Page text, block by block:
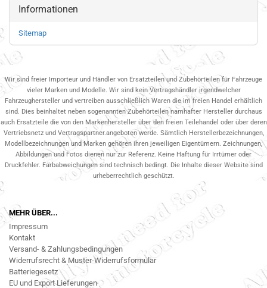
Informationen
Sitemap
Wir sind freier Importeur und Händler von Ersatzteilen und Zubehörteilen für Fahrzeuge
vieler Marken und Modelle. Wir sind kein Vertragshändler irgendwelcher
Fahrzeughersteller und vertreiben ausschließlich Waren die im freien Handel erhältlich
sind. Dies beinhaltet neben sogenannten Zubehörteilen namhafter Hersteller durchaus
auch Ersatzteile die von den Markenhersteller über den freien Teilehandel oder über deren
Vertriebsnetz und Vertragspartner.angeboten werde. Sämtlich Herstellerbezeichnungen,
Modellbezeichnungen und Marken gehören ihren jeweiligen Eigentümern. Zeichnungen,
Abbildungen und Fotos dienen nur zur Referenz. Keine Haftung für Irrtümer oder
Druckfehler. Farbabweichungen sind technisch bedingt. Die Inhalte dieser Website sind
urheberrechtlich geschützt.
MEHR ÜBER...
Impressum
Kontakt
Versand- & Zahlungsbedingungen
Widerrufsrecht & Muster-Widerrufsformular
Batteriegesetz
EU und Export Lieferungen